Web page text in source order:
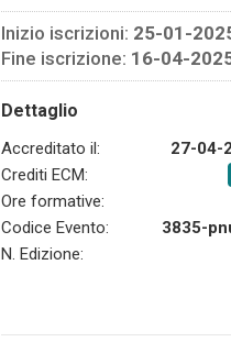
Inizio iscrizioni: 25-01-
Fine iscrizione: 16-04-
Dettaglio
Accreditato il:
27-04-
Crediti ECM:
Ore formative:
Codice Evento:
3835-
N. Edizione: